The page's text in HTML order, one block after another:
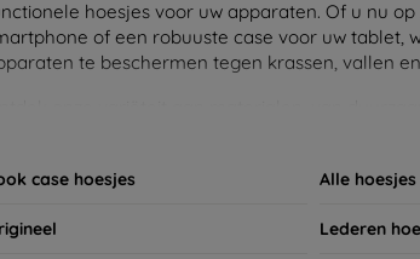
hoesjes voor uw apparaten. Of u nu
of een robuuste case voor uw tablet,
te beschermen tegen krassen, vallen
niet om ook naar onze
uw apparaten. Shop nu en geef uw apparaat
case hoesjes Alle
Lederen